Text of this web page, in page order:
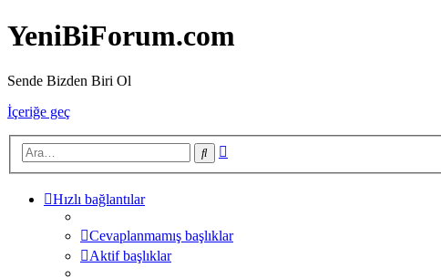
YeniBiForum.com
Sende Bizden Biri Ol
İçeriğe geç
Ara
Hızlı bağlantılar
Cevaplanmamış başlıklar
Aktif başlıklar